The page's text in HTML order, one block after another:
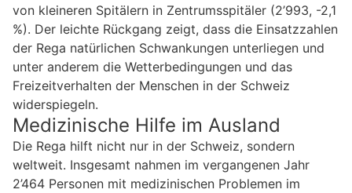
von kleineren Spitälern in Zentrumsspitäler (2’993, -2,1
%). Der leichte Rückgang zeigt, dass die Einsatzzahlen
der Rega natürlichen Schwankungen unterliegen und
unter anderem die Wetterbedingungen und das
Freizeitverhalten der Menschen in der Schweiz
widerspiegeln.
Medizinische Hilfe im Ausland
Die Rega hilft nicht nur in der Schweiz, sondern
weltweit. Insgesamt nahmen im vergangenen Jahr
2’464 Personen mit medizinischen Problemen im